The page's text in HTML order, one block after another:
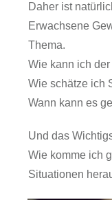
Daher ist
Erwachsene
Thema.
Wie kann ich
Wie schätze ich
Wann kann es
Und das
Wie komme ich
Situationen